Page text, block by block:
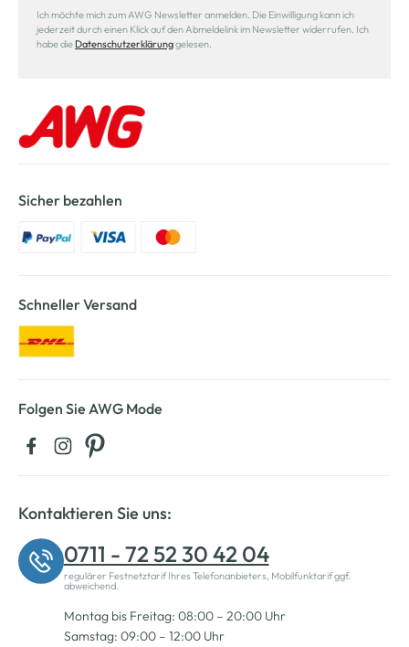
Ich möchte mich zum AWG Newsletter anmelden. Die Einwilligung kann ich
jederzeit durch einen Klick auf den Abmeldelink im Newsletter widerrufen. Ich
habe die Datenschutzerklärunggelesen.
Sicher bezahlen
Schneller Versand
Folgen Sie AWG Mode
Kontaktieren Sie uns:
0711 - 72 52 30 42 04
regulärer Festnetztarif Ihres Telefonanbieters, Mobilfunktarif ggf.
abweichend.
Montag bis Freitag: 08:00 – 20:00 Uhr
Samstag: 09:00 – 12:00 Uhr